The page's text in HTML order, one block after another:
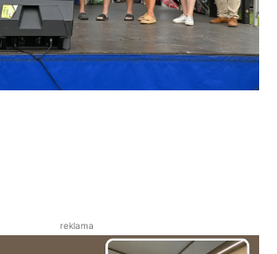
reklama